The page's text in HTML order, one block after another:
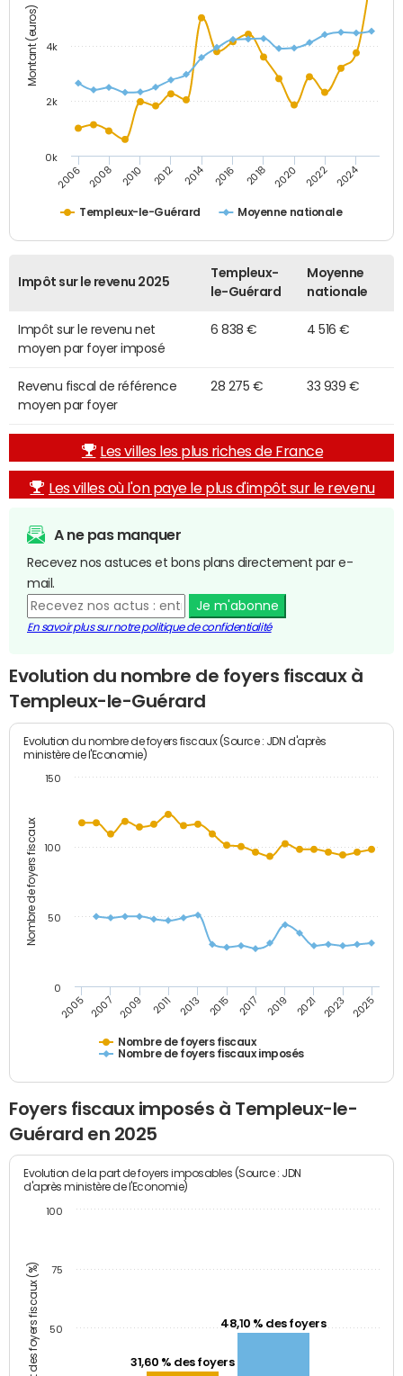
Montant (euros)
Templeux-le-Guérard Moyenne nationale
2006 2008 2010 2012 2014 2016 2018 2020 2022 2024
0k
2k
4k
Impôt sur le revenu 2025
Templeux-
le-Guérard
Moyenne
nationale
Impôt sur le revenu net
moyen par foyer imposé
6 838 € 4 516 €
Revenu fiscal de référence
moyen par foyer
28 275 € 33 939 €
Les villes les plus riches de France
Les villes où l'on paye le plus d'impôt sur le revenu
A ne pas manquer
Recevez nos astuces et bons plans directement par e-
mail.
Je m'abonne
En savoir plus sur notre politique de confidentialité
Evolution du nombre de foyers fiscaux à
Templeux-le-Guérard
Nombre de foyers fiscaux
Evolution du nombre de foyers fiscaux (Source : JDN d'après
ministère de l'Economie)
Nombre de foyers fiscaux
Nombre de foyers fiscaux imposés
2005 2007 2009 2011 2013 2015 2017 2019 2021 2023 2025
0
50
100
150
Foyers fiscaux imposés à Templeux-le-
Guérard en 2025
Part des foyers fiscaux (%)
Evolution de la part de foyers imposables (Source : JDN
d'après ministère de l'Economie)
31,60 % des foyers
48,10 % des foyers
50
75
100